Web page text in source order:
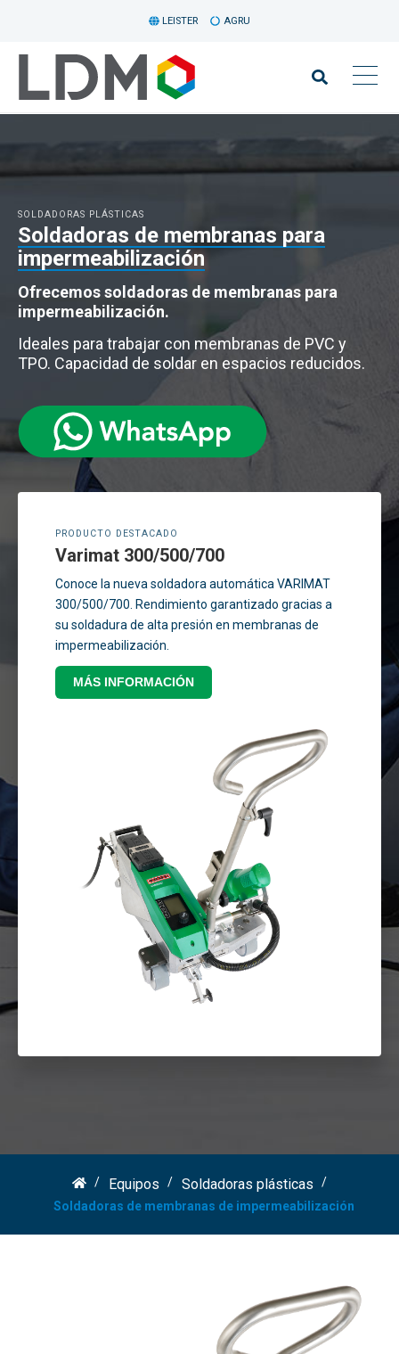
LEISTER AGRU
SOLDADORAS PLÁSTICAS
Soldadoras de membranas para
impermeabilización
Ofrecemos soldadoras de membranas para
impermeabilización.
Ideales para trabajar con membranas de PVC y
TPO. Capacidad de soldar en espacios reducidos.
PRODUCTO DESTACADO
Varimat 300/500/700
Conoce la nueva soldadora automática VARIMAT
300/500/700. Rendimiento garantizado gracias a
su soldadura de alta presión en membranas de
impermeabilización.
MÁS INFORMACIÓN
Equipos Soldadoras plásticas
Soldadoras de membranas de impermeabilización